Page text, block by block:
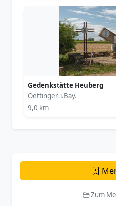
Gedenkstätte Heuberg
Oettingen i.Bay.
9,0 km
Zum